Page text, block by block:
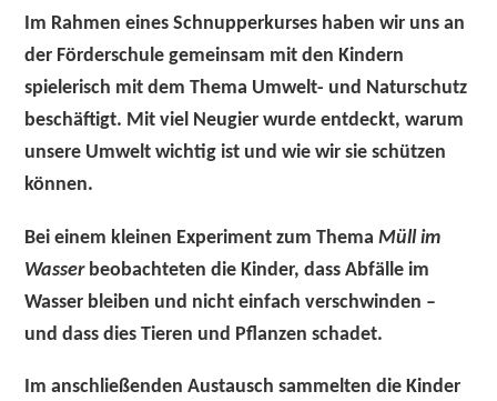
Im Rahmen eines Schnupperkurses haben wir uns an
der Förderschule gemeinsam mit den Kindern
spielerisch mit dem Thema Umwelt- und Naturschutz
beschäftigt. Mit viel Neugier wurde entdeckt, warum
unsere Umwelt wichtig ist und wie wir sie schützen
können.
Bei einem kleinen Experiment zum ThemaMüll im
Wasserbeobachteten die Kinder, dass Abfälle im
Wasser bleiben und nicht einfach verschwinden –
und dass dies Tieren und Pflanzen schadet.
Im anschließenden Austausch sammelten die Kinder